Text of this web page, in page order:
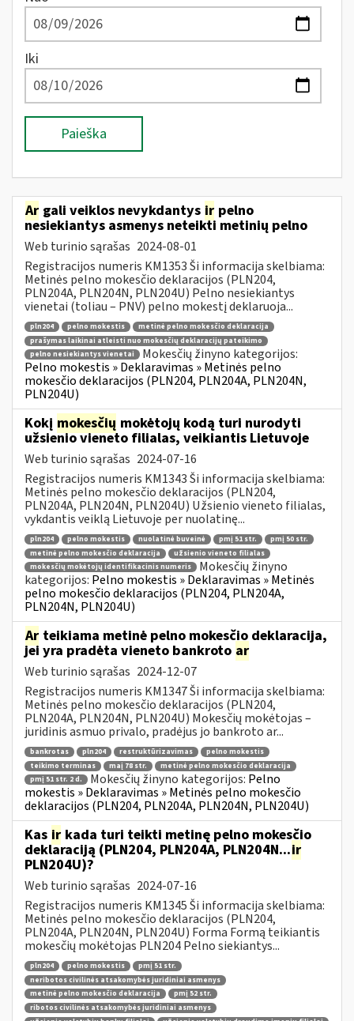
Iki
Paieška
Ar gali veiklos nevykdantys ir pelno
nesiekiantys asmenys neteikti metinių pelno
Web turinio sąrašas 2024-08-01
Registracijos numeris KM1353 Ši informacija skelbiama:
Metinės pelno mokesčio deklaracijos (PLN204,
PLN204A, PLN204N, PLN204U) Pelno nesiekiantys
vienetai (toliau – PNV) pelno mokestį deklaruoja...
pln204 pelno mokestis
metinė pelno mokesčio deklaracija
prašymas laikinai atleisti nuo mokesčių deklaracijų pateikimo
pelno nesiekiantys vienetai
Mokesčių žinyno kategorijos:
Pelno mokestis » Deklaravimas » Metinės pelno
mokesčio deklaracijos (PLN204, PLN204A, PLN204N,
PLN204U)
Kokį mokesčių mokėtojų kodą turi nurodyti
užsienio vieneto filialas, veikiantis Lietuvoje
Web turinio sąrašas 2024-07-16
Registracijos numeris KM1343 Ši informacija skelbiama:
Metinės pelno mokesčio deklaracijos (PLN204,
PLN204A, PLN204N, PLN204U) Užsienio vieneto filialas,
vykdantis veiklą Lietuvoje per nuolatinę...
pln204 pelno mokestis nuolatinė buveinė pmį 51 str.
pmį 50 str.
metinė pelno mokesčio deklaracija
užsienio vieneto filialas
mokesčių mokėtojų identifikacinis numeris
Mokesčių žinyno
kategorijos: Pelno mokestis » Deklaravimas » Metinės
pelno mokesčio deklaracijos (PLN204, PLN204A,
PLN204N, PLN204U)
Ar teikiama metinė pelno mokesčio deklaracija,
jei yra pradėta vieneto bankroto ar
Web turinio sąrašas 2024-12-07
Registracijos numeris KM1347 Ši informacija skelbiama:
Metinės pelno mokesčio deklaracijos (PLN204,
PLN204A, PLN204N, PLN204U) Mokesčių mokėtojas –
juridinis asmuo privalo, pradėjus jo bankroto ar...
bankrotas pln204 restruktūrizavimas
pelno mokestis
teikimo terminas
maį 78 str.
metinė pelno mokesčio deklaracija
pmį 51 str. 2 d.
Mokesčių žinyno kategorijos: Pelno
mokestis » Deklaravimas » Metinės pelno mokesčio
deklaracijos (PLN204, PLN204A, PLN204N, PLN204U)
Kas ir kada turi teikti metinę pelno mokesčio
deklaraciją (PLN204, PLN204A, PLN204N...ir
PLN204U)?
Web turinio sąrašas 2024-07-16
Registracijos numeris KM1345 Ši informacija skelbiama:
Metinės pelno mokesčio deklaracijos (PLN204,
PLN204A, PLN204N, PLN204U) Forma Formą teikiantis
mokesčių mokėtojas PLN204 Pelno siekiantys...
pln204 pelno mokestis
pmį 51 str.
neribotos civilinės atsakomybės juridiniai asmenys
metinė pelno mokesčio deklaracija
pmį 52 str.
ribotos civilinės atsakomybės juridiniai asmenys